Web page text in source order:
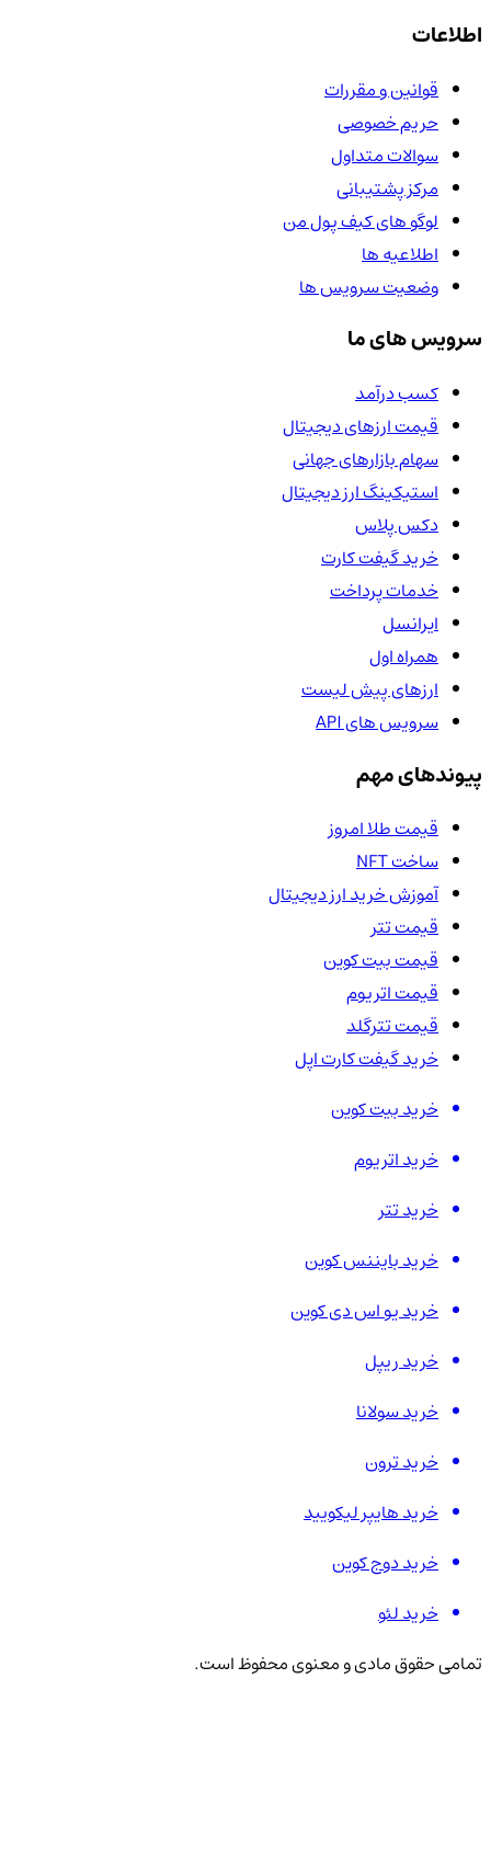
اطلاعات
قوانین و مقررات
حریم خصوصی
سوالات متداول
مرکز پشتیبانی
لوگو های کیف پول من
اطلاعیه ها
وضعیت سرویس ها
سرویس های ما
کسب درآمد
قیمت ارزهای دیجیتال
سهام بازارهای جهانی
استیکینگ ارز دیجیتال
دکس پلاس
خرید گیفت کارت
خدمات پرداخت
ایرانسل
همراه اول
ارزهای پیش لیست
سرویس های API
پیوندهای مهم
قیمت طلا امروز
ساخت NFT
آموزش خرید ارز دیجیتال
قیمت تتر
قیمت بیت کوین
قیمت اتریوم
قیمت تترگلد
خرید گیفت کارت اپل
خرید بیت کوین
خرید اتریوم
خرید تتر
خرید بایننس کوین
خرید یو اس دی کوین
خرید ریپل
خرید سولانا
خرید ترون
خرید هایپر لیکویید
خرید دوج کوین
خرید لئو
تمامی حقوق مادی و معنوی محفوظ است.